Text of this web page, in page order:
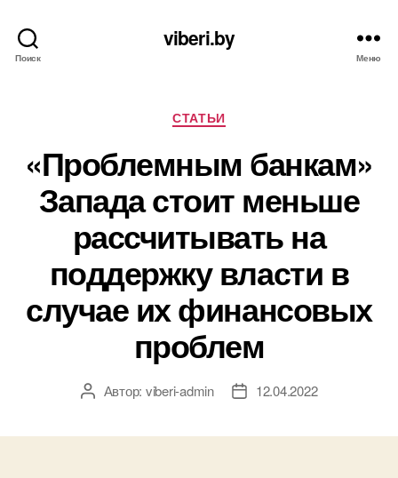
Поиск
viberi.by
Меню
Рубрики
СТАТЬИ
«Проблемным банкам»
Запада стоит меньше
рассчитывать на
поддержку власти в
случае их финансовых
проблем
АвторАвтор: viberi-admin
Дата12.04.2022